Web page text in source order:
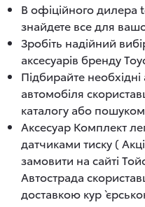
В офіційного дилера
знайдете все для
Зробіть надійний
аксесуарів бренду
Підбирайте
автомобіля
каталогу або пошуком
Аксесуар Комплект
датчиками тиску (
замовити на сайті
Автострада
доставкою